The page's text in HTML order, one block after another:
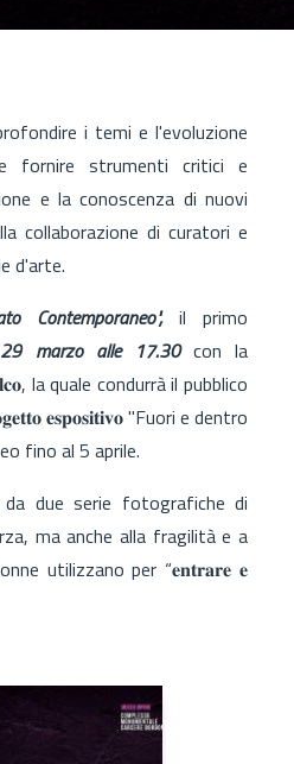
i temi e l'evoluzione
fornire strumenti critici e
e la conoscenza di nuovi
collaborazione di curatori e
d'arte.
Contemporaneo",il primo
marzo alle 17.30 con la
la quale condurrà il pubblico
𝐞𝐬𝐩𝐨𝐬𝐢𝐭𝐢𝐯𝐨 "Fuori e dentro
fino al 5 aprile.
due serie fotografiche di
ma anche alla fragilità e a
utilizzano per “𝐞𝐧𝐭𝐫𝐚𝐫𝐞 𝐞